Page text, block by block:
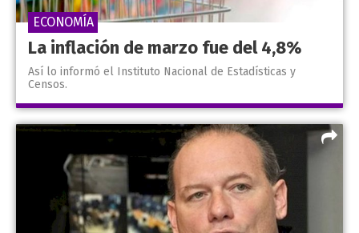
La inflación de marzo fue del 4,8%
Así lo informó el Instituto Nacional de Estadísticas y
Censos.
ECONOMÍA